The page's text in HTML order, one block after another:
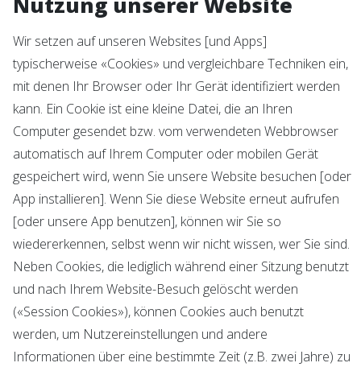
Wir setzen auf unseren Websites [und Apps]
typischerweise «Cookies» und vergleichbare Techniken ein,
mit denen Ihr Browser oder Ihr Gerät identifiziert werden
kann. Ein Cookie ist eine kleine Datei, die an Ihren
Computer gesendet bzw. vom verwendeten Webbrowser
automatisch auf Ihrem Computer oder mobilen Gerät
gespeichert wird, wenn Sie unsere Website besuchen [oder
App installieren]. Wenn Sie diese Website erneut aufrufen
[oder unsere App benutzen], können wir Sie so
wiedererkennen, selbst wenn wir nicht wissen, wer Sie sind.
Neben Cookies, die lediglich während einer Sitzung benutzt
und nach Ihrem Website-Besuch gelöscht werden
(«Session Cookies»), können Cookies auch benutzt
werden, um Nutzereinstellungen und andere
Informationen über eine bestimmte Zeit (z.B. zwei Jahre) zu